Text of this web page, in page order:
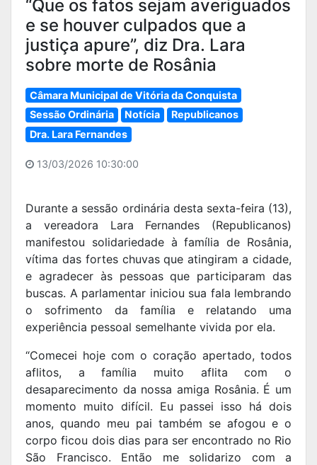
“Que os fatos sejam averiguados
e se houver culpados que a
justiça apure”, diz Dra. Lara
sobre morte de Rosânia
Câmara Municipal de Vitória da Conquista
Sessão Ordinária
Notícia
Republicanos
Dra. Lara Fernandes
13/03/2026 10:30:00
Durante a sessão ordinária desta sexta-feira (13),
a vereadora Lara Fernandes (Republicanos)
manifestou solidariedade à família de Rosânia,
vítima das fortes chuvas que atingiram a cidade,
e agradecer às pessoas que participaram das
buscas. A parlamentar iniciou sua fala lembrando
o sofrimento da família e relatando uma
experiência pessoal semelhante vivida por ela.
“Comecei hoje com o coração apertado, todos
aflitos, a família muito aflita com o
desaparecimento da nossa amiga Rosânia. É um
momento muito difícil. Eu passei isso há dois
anos, quando meu pai também se afogou e o
corpo ficou dois dias para ser encontrado no Rio
São Francisco. Então me solidarizo com a